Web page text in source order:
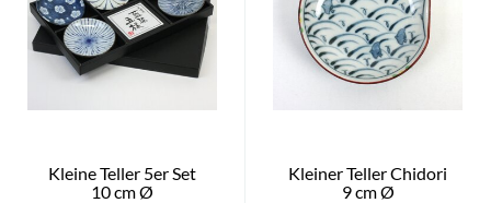
Kleine Teller 5er Set
10 cm Ø
Kleiner Teller Chidori
9 cm Ø